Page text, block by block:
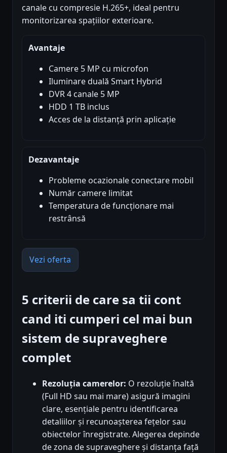
canale cu compresie H.265+, ideal pentru
monitorizarea spațiilor exterioare.
Avantaje
Camere 5 MP cu microfon
Iluminare duală Smart Hybrid
DVR 4 canale 5 MP
HDD 1 TB inclus
Acces de la distanță prin aplicație
Dezavantaje
Probleme ocazionale conectare mobil
Număr camere limitat
Temperatura de funcționare mai
restrânsă
Vezi oferta
5 criterii de care sa tii cont
cand iti cumperi cel mai bun
sistem de supraveghere
complet
Rezoluția camerelor: O rezoluție înaltă
(Full HD sau mai mare) asigură imagini
clare, esențiale pentru identificarea
detaliilor și recunoașterea fețelor sau
obiectelor înregistrate. Alegerea depinde
de zona de supraveghere și distanța față